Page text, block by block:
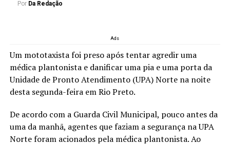
Por Da Redação
Ads
Um mototaxista foi preso após tentar agredir uma
médica plantonista e danificar uma pia e uma porta da
Unidade de Pronto Atendimento (UPA) Norte na noite
desta segunda-feira em Rio Preto.
De acordo com a Guarda Civil Municipal, pouco antes da
uma da manhã, agentes que faziam a segurança na UPA
Norte foram acionados pela médica plantonista. Ao